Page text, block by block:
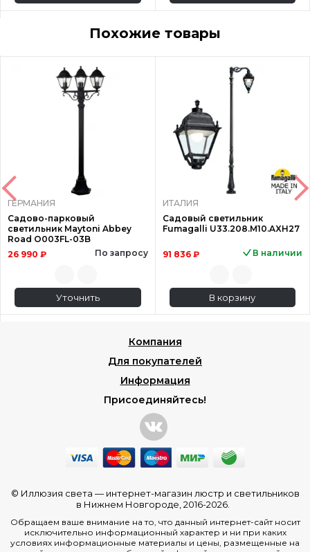
Похожие товары
ГЕРМАНИЯ
Садово-парковый
светильник Maytoni Abbey
Road O003FL-03B
26 990 ₽
По запросу
Уточнить
ИТАЛИЯ
Садовый светильник
Fumagalli U33.208.M10.AXH27
91 836 ₽ В наличии
В корзину
Компания
Для покупателей
Информация
Присоединяйтесь!
© Иллюзия света — интернет-магазин люстр и светильников
в Нижнем Новгороде , 2016-2026.
Обращаем ваше внимание на то, что данный интернет-сайт носит
исключительно информационный характер и ни при каких
условиях информационные материалы и цены, размещенные на